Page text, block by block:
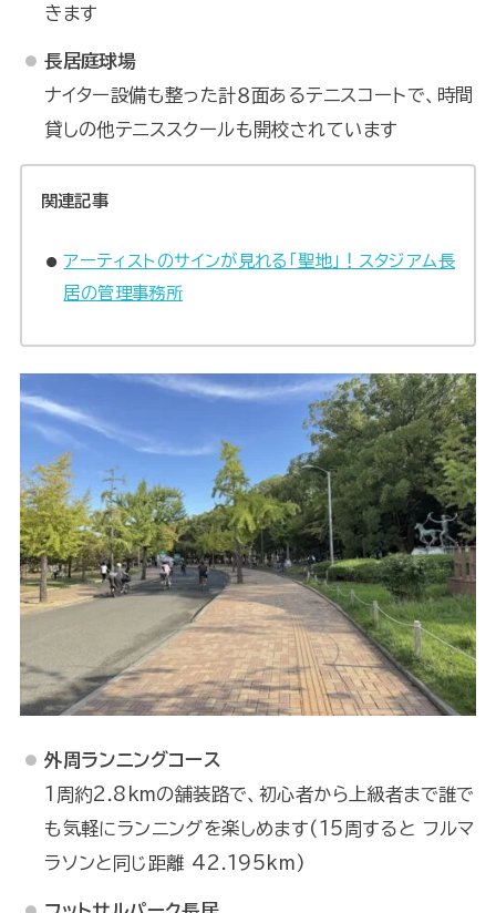
きます
長居庭球場
ナイター設備も整った計８面あるテニスコートで、時間
貸しの他テニススクールも開校されています
関連記事
アーティストのサインが見れる「聖地」！スタジアム長
居の管理事務所
外周ランニングコース
1周約2.8kmの舗装路で、初心者から上級者まで誰で
も気軽にランニングを楽しめます(15周すると フルマ
ラソンと同じ距離 42.195km)